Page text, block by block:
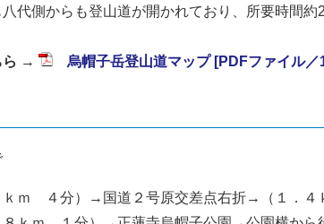
代側からも登山道が開かれており、所要時間
→ 烏帽子岳登山道マップ [PDFファイル／
ｋｍ ４分）→国道２号原交差点右折→（１．